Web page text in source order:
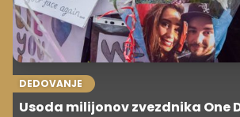
DEDOVANJE
Usoda milijonov zvezdnika One